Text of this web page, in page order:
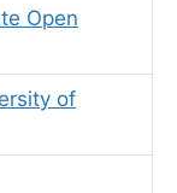
Open
of